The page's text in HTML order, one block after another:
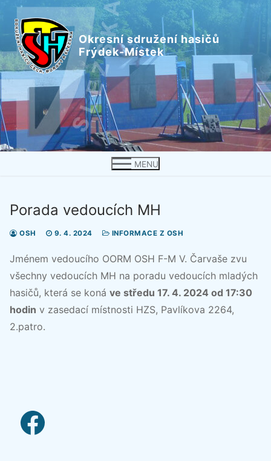
Přeskočit
obsah
Okresní sdružení hasičů
Frýdek-Místek
MENU
Porada vedoucích MH
OSH 9. 4. 2024 INFORMACE Z OSH
Jménem vedoucího OORM OSH F-M V. Čarvaše zvu
všechny vedoucích MH na poradu vedoucích mladých
hasičů, která se koná ve středu 17. 4. 2024 od 17:30
hodin v zasedací místnosti HZS, Pavlíkova 2264,
2.patro.
facebook link